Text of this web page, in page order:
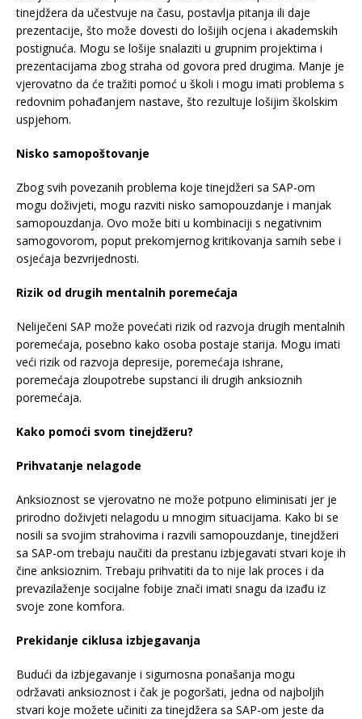
tinejdžera da učestvuje na času, postavlja pitanja ili daje
prezentacije, što može dovesti do lošijih ocjena i akademskih
postignuća. Mogu se lošije snalaziti u grupnim projektima i
prezentacijama zbog straha od govora pred drugima. Manje je
vjerovatno da će tražiti pomoć u školi i mogu imati problema s
redovnim pohađanjem nastave, što rezultuje lošijim školskim
uspjehom.
Nisko samopoštovanje
Zbog svih povezanih problema koje tinejdžeri sa SAP-om
mogu doživjeti, mogu razviti nisko samopouzdanje i manjak
samopouzdanja. Ovo može biti u kombinaciji s negativnim
samogovorom, poput prekomjernog kritikovanja samih sebe i
osjećaja bezvrijednosti.
Rizik od drugih mentalnih poremećaja
Neliječeni SAP može povećati rizik od razvoja drugih mentalnih
poremećaja, posebno kako osoba postaje starija. Mogu imati
veći rizik od razvoja depresije, poremećaja ishrane,
poremećaja zloupotrebe supstanci ili drugih anksioznih
poremećaja.
Kako pomoći svom tinejdžeru?
Prihvatanje nelagode
Anksioznost se vjerovatno ne može potpuno eliminisati jer je
prirodno doživjeti nelagodu u mnogim situacijama. Kako bi se
nosili sa svojim strahovima i razvili samopouzdanje, tinejdžeri
sa SAP-om trebaju naučiti da prestanu izbjegavati stvari koje ih
čine anksioznim. Trebaju prihvatiti da to nije lak proces i da
prevazilaženje socijalne fobije znači imati snagu da izađu iz
svoje zone komfora.
Prekidanje ciklusa izbjegavanja
Budući da izbjegavanje i sigurnosna ponašanja mogu
održavati anksioznost i čak je pogoršati, jedna od najboljih
stvari koje možete učiniti za tinejdžera sa SAP-om jeste da